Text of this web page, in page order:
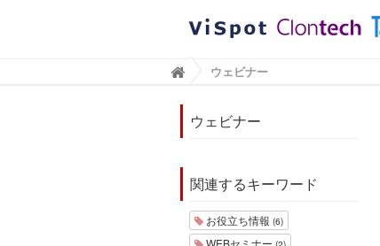
BioViewブログ｜タカラバイオ株式会社
ウェビナー
ウェビナー
関連するキーワード
お役立ち情報 (6)
WEBセミナー